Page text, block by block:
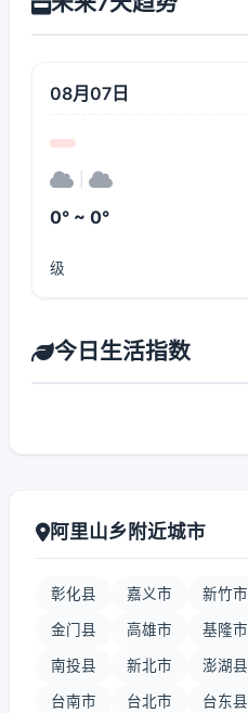
08月07日
0° ~ 0°
级
今日生活指数
阿里山乡附近城市
彰化县 嘉义市 新竹市
金门县 高雄市 基隆市
南投县 新北市 澎湖县
台南市 台北市 台东县